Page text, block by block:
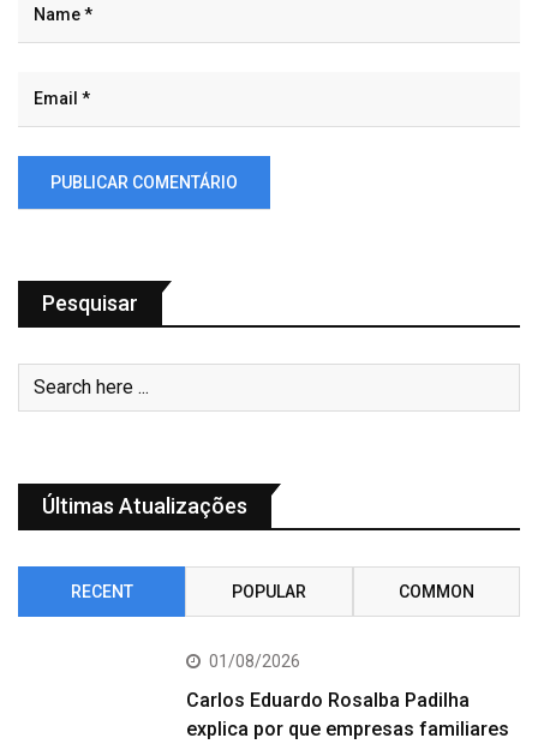
Pesquisar
Últimas Atualizações
RECENT POPULAR COMMON
01/08/2026
Carlos Eduardo Rosalba Padilha
explica por que empresas familiares